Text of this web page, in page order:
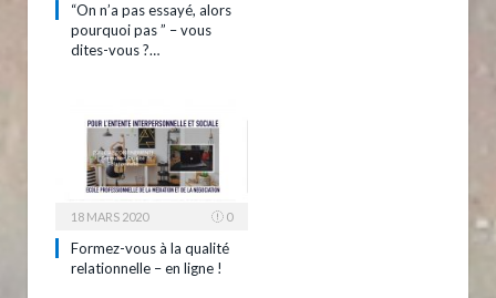
“On n’a pas essayé, alors
pourquoi pas ” – vous
dites-vous ?…
18 MARS 2020 0
Formez-vous à la qualité
relationnelle – en ligne !